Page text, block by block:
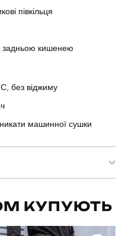
півкільця
задньою кишенею
без віджиму
машинної сушки
КУПУЮТЬ